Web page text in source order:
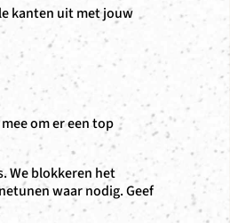
kanten uit met jouw
om er een top
We blokkeren het
waar nodig. Geef